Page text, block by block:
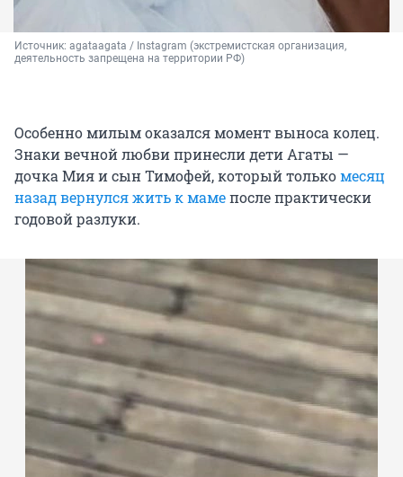
Источник: agataagata / Instagram (экстремистская организация,
деятельность запрещена на территории РФ)
Особенно милым оказался момент выноса колец.
Знаки вечной любви принесли дети Агаты —
дочка Мия и сын Тимофей, который толькомесяц
назад вернулся жить к мамепосле практически
годовой разлуки.